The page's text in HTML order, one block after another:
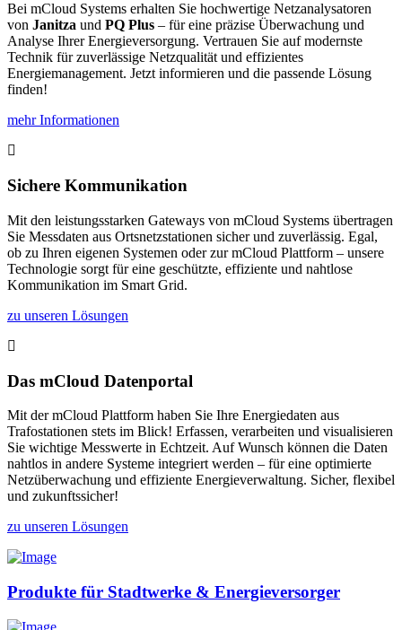
Bei mCloud Systems erhalten Sie hochwertige Netzanalysatoren
von Janitza und PQ Plus – für eine präzise Überwachung und
Analyse Ihrer Energieversorgung. Vertrauen Sie auf modernste
Technik für zuverlässige Netzqualität und effizientes
Energiemanagement. Jetzt informieren und die passende Lösung
finden!
mehr Informationen
Sichere Kommunikation
Mit den leistungsstarken Gateways von mCloud Systems übertragen
Sie Messdaten aus Ortsnetzstationen sicher und zuverlässig. Egal,
ob zu Ihren eigenen Systemen oder zur mCloud Plattform – unsere
Technologie sorgt für eine geschützte, effiziente und nahtlose
Kommunikation im Smart Grid.
zu unseren Lösungen
Das mCloud Datenportal
Mit der mCloud Plattform haben Sie Ihre Energiedaten aus
Trafostationen stets im Blick! Erfassen, verarbeiten und visualisieren
Sie wichtige Messwerte in Echtzeit. Auf Wunsch können die Daten
nahtlos in andere Systeme integriert werden – für eine optimierte
Netzüberwachung und effiziente Energieverwaltung. Sicher, flexibel
und zukunftssicher!
zu unseren Lösungen
Produkte für Stadtwerke & Energieversorger